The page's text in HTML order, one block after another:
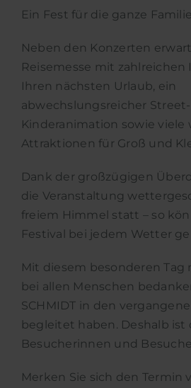
Ein Fest für die ganze Familie
Neben den Konzerten
Reisemesse mit zahlreichen
Ihren nächsten Urlaub, ein
abwechslungsreicher Street-
Kinderanimation sowie viele
Attraktionen für Groß und
Dank der großzügigen
die Veranstaltung
freiem Himmel statt – so
Festival bei jedem Wetter
Mit diesem besonderen
bei allen Menschen
SCHMIDT in den
begleitet haben. Deshalb
Besucherinnen und
Merken Sie sich den Termin